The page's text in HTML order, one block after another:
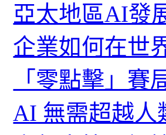
亞太地區AI發
企業如何在世
「零點擊」賽
AI 無需超越人